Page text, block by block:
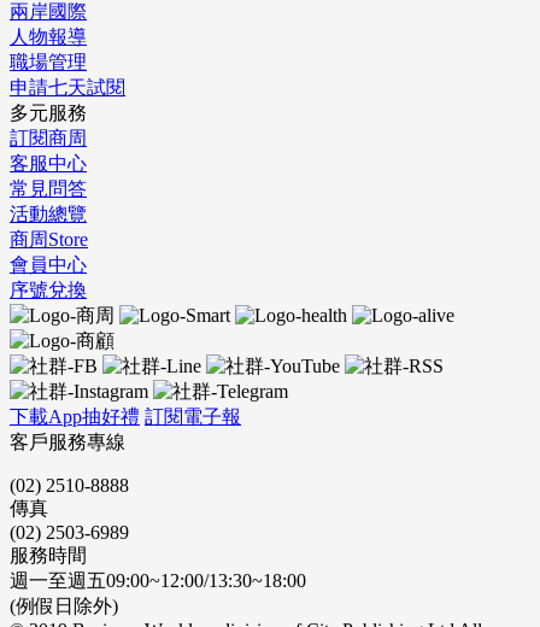
兩岸國際
人物報導
職場管理
申請七天試閱
多元服務
訂閱商周
客服中心
常見問答
活動總覽
商周Store
會員中心
序號兌換
下載App抽好禮 訂閱電子報
客戶服務專線
(02) 2510-8888
傳真
(02) 2503-6989
服務時間
週一至週五09:00~12:00/13:30~18:00
(例假日除外)